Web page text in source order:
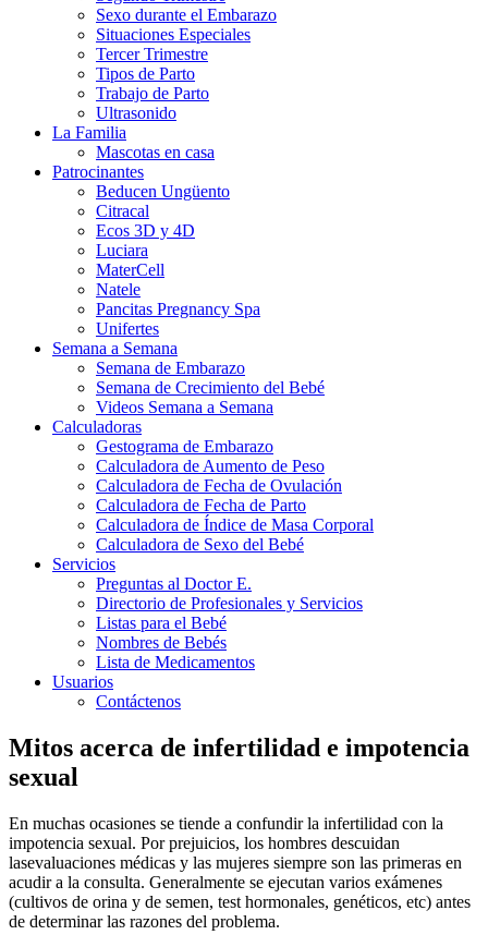
Sexo durante el Embarazo
Situaciones Especiales
Tercer Trimestre
Tipos de Parto
Trabajo de Parto
Ultrasonido
La Familia
Mascotas en casa
Patrocinantes
Beducen Ungüento
Citracal
Ecos 3D y 4D
Luciara
MaterCell
Natele
Pancitas Pregnancy Spa
Unifertes
Semana a Semana
Semana de Embarazo
Semana de Crecimiento del Bebé
Videos Semana a Semana
Calculadoras
Gestograma de Embarazo
Calculadora de Aumento de Peso
Calculadora de Fecha de Ovulación
Calculadora de Fecha de Parto
Calculadora de Índice de Masa Corporal
Calculadora de Sexo del Bebé
Servicios
Preguntas al Doctor E.
Directorio de Profesionales y Servicios
Listas para el Bebé
Nombres de Bebés
Lista de Medicamentos
Usuarios
Contáctenos
Mitos acerca de infertilidad e impotencia
sexual
En muchas ocasiones se tiende a confundir la infertilidad con la
impotencia sexual. Por prejuicios, los hombres descuidan
lasevaluaciones médicas y las mujeres siempre son las primeras en
acudir a la consulta. Generalmente se ejecutan varios exámenes
(cultivos de orina y de semen, test hormonales, genéticos, etc) antes
de determinar las razones del problema.